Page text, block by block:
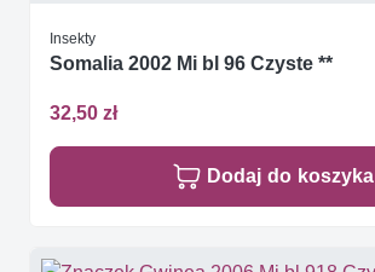
Insekty
Somalia 2002 Mi bl 96 Czyste **
32,50 zł
Dodaj do koszyka